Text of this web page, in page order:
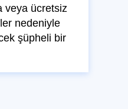
veya ücretsiz
nedeniyle
şüpheli bir